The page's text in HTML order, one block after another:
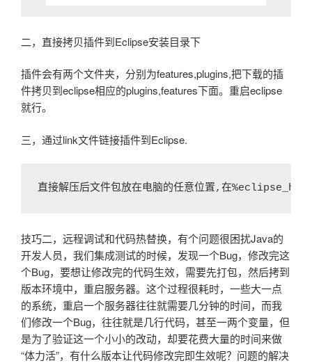
二，直接拷贝插件到Eclipse安装目录下
插件会有两个文件夹，分别为features,plugins,把下载的插
件拷贝到eclipse相应的plugins,features下面。重启eclipse
就行。
三，通过link文件链接插件到Eclipse.
直接解压后文件包放在电脑的任意位置,在
技巧二，远程调试和代码热替换，有个问题很困扰Java的
开发人员，我们集成测试的时候，发现一个Bug，修改完这
个Bug，要想让修改完的代码生效，需要先打包，然后拷到
版本环境中，重启服务器。这个过程很耗时，一些大一点
的系统，重启一个服务器往往就需要几分钟的时间，而我
们修改一个Bug，往往就是几行代码，甚至一两个变量，但
是为了验证这一个小小的改动，却要花费大量的时间来做
“体力活”，有什么版本让代码修改完即生效呢？问题的解决